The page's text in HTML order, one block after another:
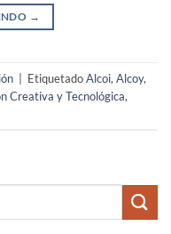
→
EtiquetadoAlcoi, Alcoy,
Creativa y Tecnológica,